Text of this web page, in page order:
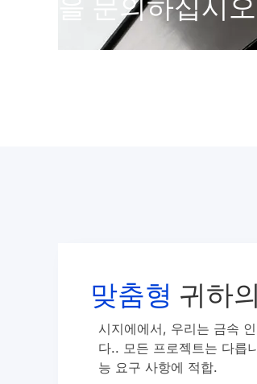
맞춤형 귀
시지에에서, 우리는 금속
다.. 모든 프로젝트는 다
능 요구 사항에 적합.